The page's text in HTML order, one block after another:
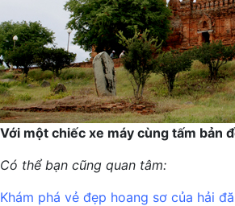
Với một chiếc xe máy cùng tấm bản
Có thể bạn cũng quan tâm:
Khám phá vẻ đẹp hoang sơ của hải